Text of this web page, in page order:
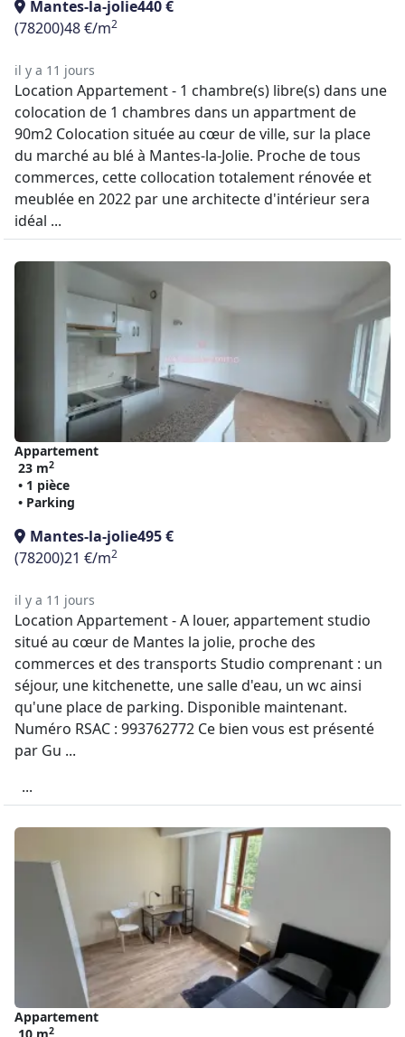
Mantes-la-jolie440 €
(78200)48 €/m2
il y a 11 jours
Location Appartement - 1 chambre(s) libre(s) dans une
colocation de 1 chambres dans un appartment de
90m2 Colocation située au cœur de ville, sur la place
du marché au blé à Mantes-la-Jolie. Proche de tous
commerces, cette collocation totalement rénovée et
meublée en 2022 par une architecte d'intérieur sera
idéal ...
Appartement
23 m2
• 1 pièce
• Parking
Mantes-la-jolie495 €
(78200)21 €/m2
il y a 11 jours
Location Appartement - A louer, appartement studio
situé au cœur de Mantes la jolie, proche des
commerces et des transports Studio comprenant : un
séjour, une kitchenette, une salle d'eau, un wc ainsi
qu'une place de parking. Disponible maintenant.
Numéro RSAC : 993762772 Ce bien vous est présenté
par Gu ...
...
Appartement
2